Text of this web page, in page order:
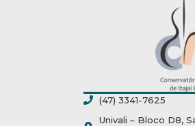
(47) 3341-7625
Univali – Bloco D8,